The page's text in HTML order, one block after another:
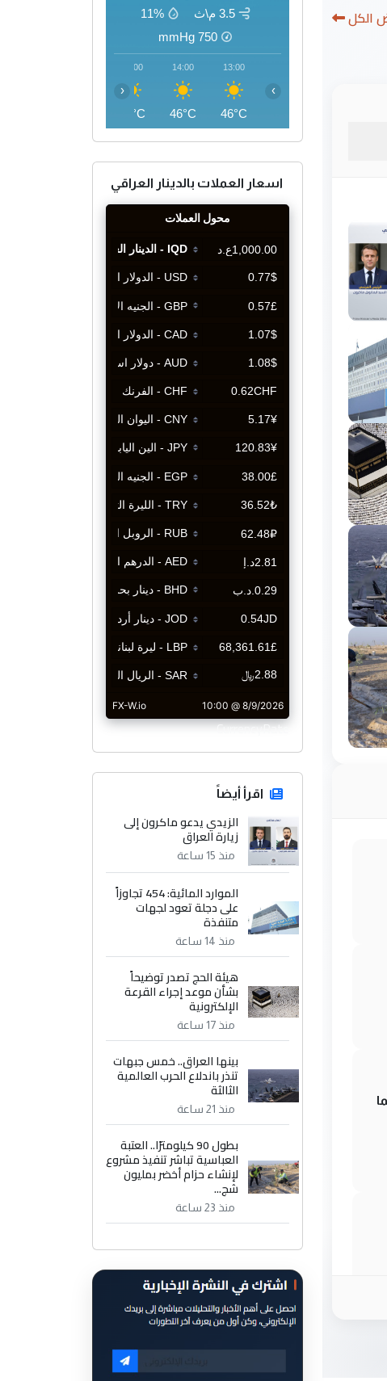
الكل
3.5 م\ث
11%
750
mmHg
13:00
46°C
14:00
46°C
15:00
46°C
‹ ›
اسعار العملات بالدينار العراقي
CurrencyRate
اقرأ أيضاً
الزيدي يدعو ماكرون إلى
زيارة العراق
منذ 15 ساعة
الموارد المائية: 454 تجاوزاً
على دجلة تعود لجهات
متنفذة
منذ 14 ساعة
هيئة الحج تصدر توضيحاً
بشأن موعد إجراء القرعة
الإلكترونية
منذ 17 ساعة
بينها العراق.. خمس جبهات
تنذر باندلاع الحرب العالمية
الثالثة
منذ 21 ساعة
بطول 90 كيلومترًا.. العتبة
العباسية تباشر تنفيذ مشروع
لإنشاء حزام أخضر بمليون
شج...
منذ 23 ساعة